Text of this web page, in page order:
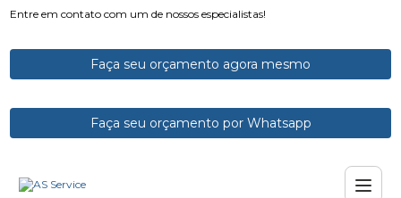
Entre em contato com um de nossos especialistas!
Faça seu orçamento agora mesmo
Faça seu orçamento por Whatsapp